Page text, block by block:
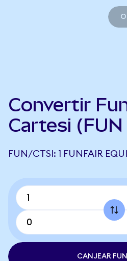
Convertir
Cartesi (FUN
FUN/CTSI: 1 FUNFAIR
CANJEAR